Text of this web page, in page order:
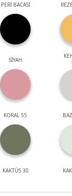
PERİ BACASI
SİYAH
KORAL 55
KAKTÜS 30